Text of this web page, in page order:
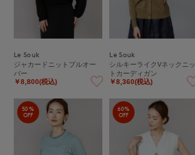
Le Souk
ジャカードニットプルオー
バー
￥8,800(税込)
Le Souk
シルキーライクVネックニッ
トカーディガン
￥8,360(税込)
50%
OFF
60%
OFF